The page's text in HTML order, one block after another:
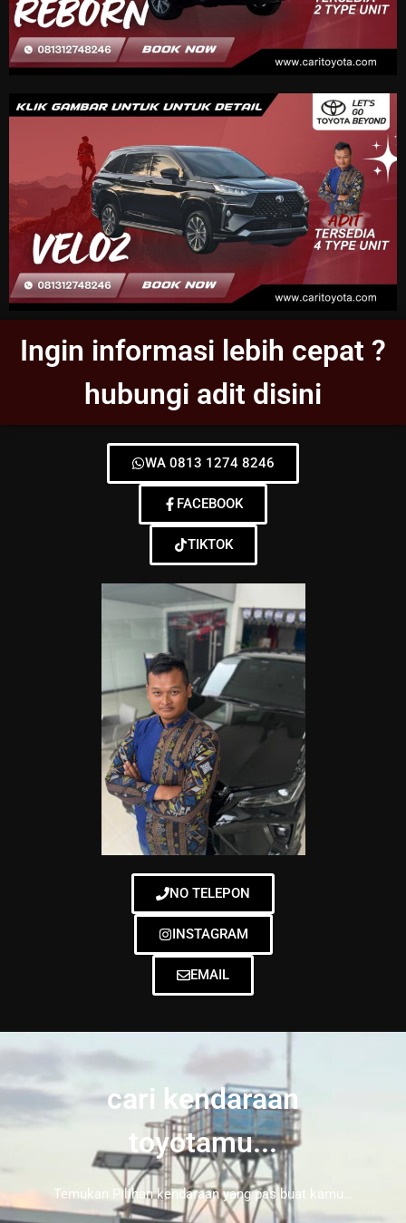
Ingin informasi lebih cepat ?
hubungi adit disini
WA 0813 1274 8246
FACEBOOK
TIKTOK
NO TELEPON
INSTAGRAM
EMAIL
cari kendaraan
toyotamu...
Temukan Pilihan kendaraan yang pas buat kamu…